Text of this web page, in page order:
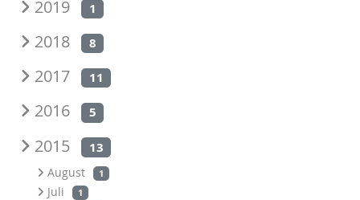
2019 1
2018 8
2017 11
2016 5
2015 13
August 1
Juli 1